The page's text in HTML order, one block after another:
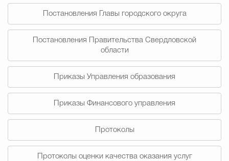
Муниципальные
Счётная палата Городского
Постановления Главы городского округа
Постановления Правительства Свердловской
области
Приказы Управления образования
Приказы Финансового управления
Протоколы
Протоколы оценки качества оказания услуг